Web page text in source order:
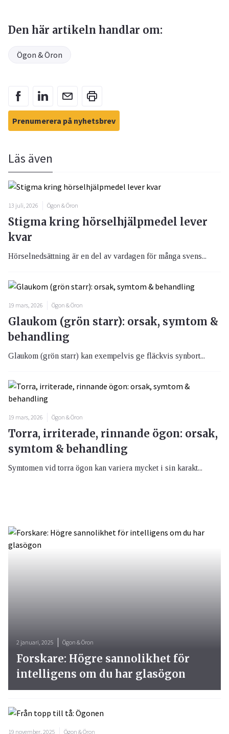
Den här artikeln handlar om:
Ögon & Öron
Prenumerera på nyhetsbrev
Läs även
13 juli, 2026 Ögon & Öron
Stigma kring hörselhjälpmedel lever
kvar
Hörselnedsättning är en del av vardagen för många svens...
19 mars, 2026 Ögon & Öron
Glaukom (grön starr): orsak, symtom &
behandling
Glaukom (grön starr) kan exempelvis ge fläckvis synbort...
19 mars, 2026 Ögon & Öron
Torra, irriterade, rinnande ögon: orsak,
symtom & behandling
Symtomen vid torra ögon kan variera mycket i sin karakt...
19 november, 2025 Ögon & Öron
2 januari, 2025 Ögon & Öron
Forskare: Högre sannolikhet för
intelligens om du har glasögon